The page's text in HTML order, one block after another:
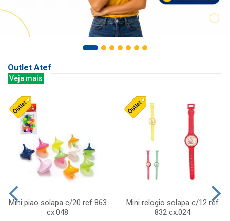
Outlet Atef
Veja mais
Mini piao solapa c/20 ref 863
cx:048
Mini relogio solapa c/12 ref
832 cx:024